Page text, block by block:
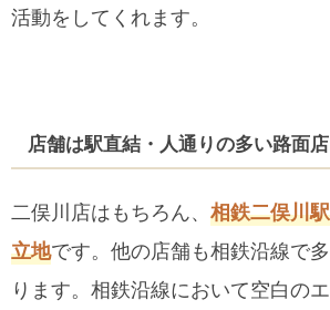
活動をしてくれます。
店舗は駅直結・人通りの多い路面店
二俣川店はもちろん、 相鉄二俣川
立地です。他の店舗も相鉄沿線で
ります。相鉄沿線において空白の